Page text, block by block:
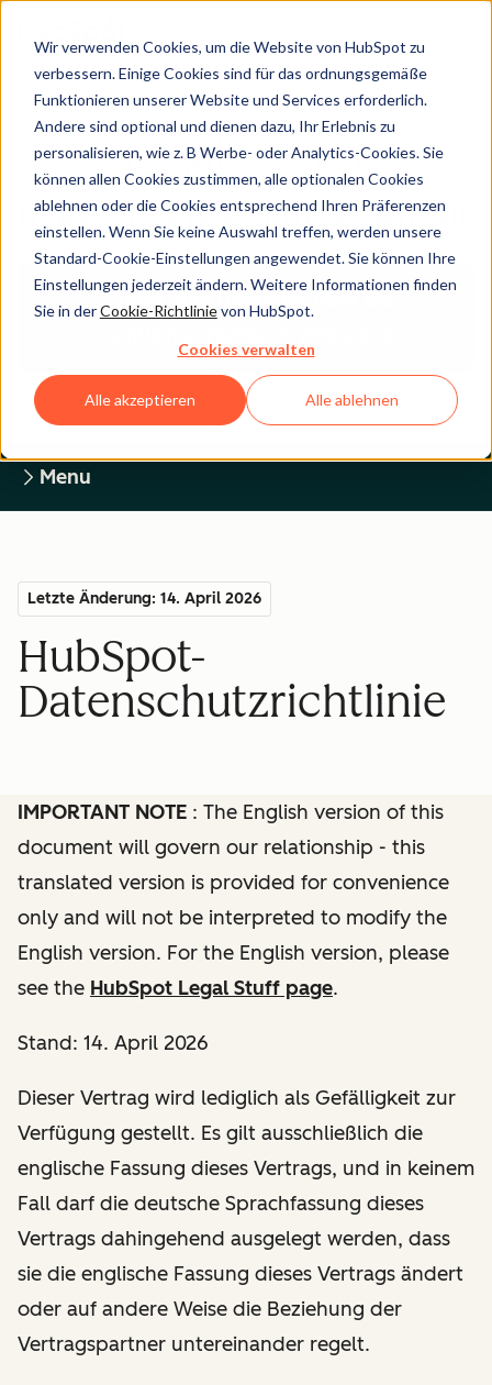
Wir verwenden Cookies, um die Website von HubSpot zu
verbessern. Einige Cookies sind für das ordnungsgemäße
Funktionieren unserer Website und Services erforderlich.
Andere sind optional und dienen dazu, Ihr Erlebnis zu
personalisieren, wie z. B Werbe- oder Analytics-Cookies. Sie
können allen Cookies zustimmen, alle optionalen Cookies
ablehnen oder die Cookies entsprechend Ihren Präferenzen
einstellen. Wenn Sie keine Auswahl treffen, werden unsere
Standard-Cookie-Einstellungen angewendet. Sie können Ihre
Einstellungen jederzeit ändern. Weitere Informationen finden
Sie in derCookie-Richtlinievon HubSpot.
Cookies verwalten
Alle akzeptieren Alle ablehnen
Legal Center
HUBSPOT-DATENSCHUTZRICHTLINIE
Zurück zum Überblick über die
Menu
Letzte Änderung: 14. April 2026
HubSpot-
Datenschutzrichtlinie
IMPORTANT NOTE : The English version of this
document will govern our relationship - this
translated version is provided for convenience
only and will not be interpreted to modify the
English version. For the English version, please
see the HubSpot Legal Stuff page.
Stand: 14. April 2026
Dieser Vertrag wird lediglich als Gefälligkeit zur
Verfügung gestellt. Es gilt ausschließlich die
englische Fassung dieses Vertrags, und in keinem
Fall darf die deutsche Sprachfassung dieses
Vertrags dahingehend ausgelegt werden, dass
sie die englische Fassung dieses Vertrags ändert
oder auf andere Weise die Beziehung der
Vertragspartner untereinander regelt.